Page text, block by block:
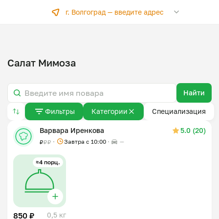
г. Волгоград —введите адрес
Салат Мимоза
Найти
Фильтры Категории Специализация
Варвара Иренкова 5.0 (20)
₽₽₽ Завтра c 10:00 —
≈4 порц.
850 ₽ 0,5 кг